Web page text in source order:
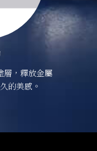
層，釋放金屬
的美感。